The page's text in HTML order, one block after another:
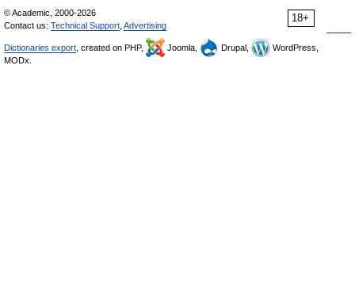
18+
© Academic, 2000-2026
Contact us: Technical Support Advertising
Dictionaries export , created on PHP, Joomla, Drupal,
WordPress,
MODx.